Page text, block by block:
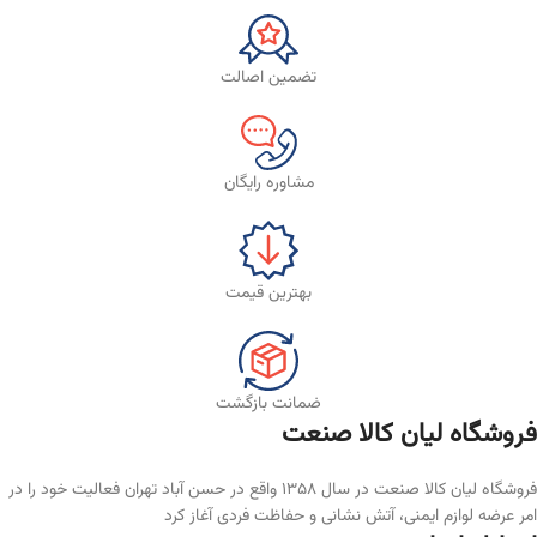
تضمین اصالت
مشاوره رایگان
بهترین قیمت
ضمانت بازگشت
فروشگاه لیان‌ کالا صنعت
فروشگاه لیان کالا صنعت در سال ۱۳۵۸ واقع در حسن آباد تهران فعالیت خود را در
امر عرضه لوازم ایمنی، آتش نشانی و حفاظت فردی آغاز کرد